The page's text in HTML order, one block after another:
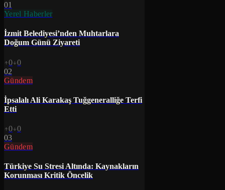
01
Yerel Haberler
İzmit Belediyesi’nden Muhtarlara
Doğum Günü Ziyareti
0 0
02
Gündem
İpsalalı Ali Karakaş Tuğgeneralliğe Terfi
Etti
0 0
03
Gündem
Türkiye Su Stresi Altında: Kaynakların
Korunması Kritik Öncelik